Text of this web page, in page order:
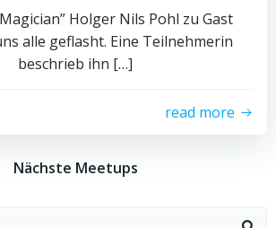
Holger Nils Pohl zu Gast
alle geflasht. Eine Teilnehmerin
beschrieb ihn […]
read more
Nächste Meetups